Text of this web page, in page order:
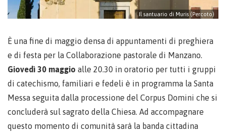
Il santuario di Muris (Percoto)
È una fine di maggio densa di appuntamenti di preghiera
e di festa per la Collaborazione pastorale di Manzano.
Giovedì 30 maggio alle 20.30 in oratorio per tutti i gruppi
di catechismo, familiari e fedeli è in programma la Santa
Messa seguita dalla processione del Corpus Domini che si
concluderà sul sagrato della Chiesa. Ad accompagnare
questo momento di comunità sarà la banda cittadina